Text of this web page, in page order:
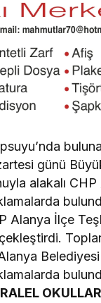
günü
alakalı
bulund
Alanya İlçe